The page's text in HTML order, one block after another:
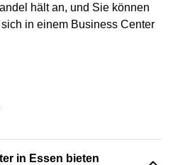
hält an, und Sie können
in einem Business Center
in Essen bieten